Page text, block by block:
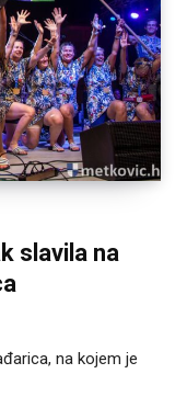
slavila na
na kojem je